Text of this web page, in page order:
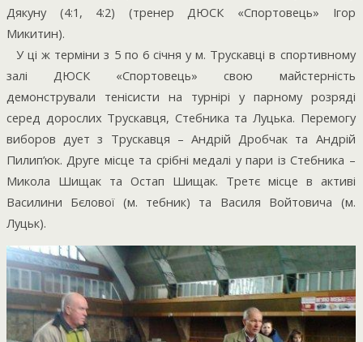
Дякуну (4:1, 4:2) (тренер ДЮСК «Спортовець» Ігор
Микитин).
У ці ж терміни з 5 по 6 січня у м. Трускавці в спортивному
залі ДЮСК «Спортовець» свою майстерність
демонстрували тенісисти на турнірі у парному розряді
серед дорослих Трускавця, Стебника та Луцька. Перемогу
виборов дует з Трускавця – Андрій Дробчак та Андрій
Пилип’юк. Друге місце та срібні медалі у пари із Стебника –
Микола Шищак та Остап Шищак. Третє місце в активі
Василини Бєлової (м. тебник) та Василя Войтовича (м.
Луцьк).